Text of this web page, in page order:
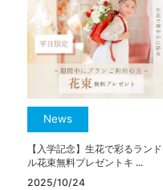
News
【入学記念】生花で彩るラン
ル花束無料プレゼントキ ...
2025/10/24